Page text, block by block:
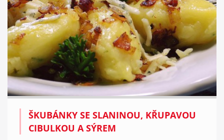
ŠKUBÁNKY SE SLANINOU, KŘUPAVOU
CIBULKOU A SÝREM